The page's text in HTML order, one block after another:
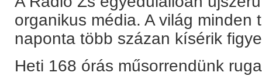
organikus média. A világ minden
naponta több százan kísérik
Heti 168 órás műsorrendünk